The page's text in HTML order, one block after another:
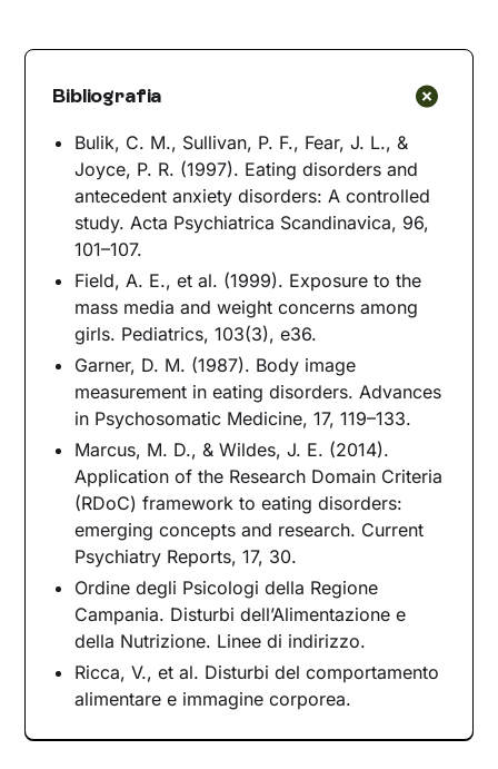
Bibliografia
Bulik, C. M., Sullivan, P. F., Fear, J. L., &
Joyce, P. R. (1997). Eating disorders and
antecedent anxiety disorders: A controlled
study. Acta Psychiatrica Scandinavica, 96,
101–107.
Field, A. E., et al. (1999). Exposure to the
mass media and weight concerns among
girls. Pediatrics, 103(3), e36.
Garner, D. M. (1987). Body image
measurement in eating disorders. Advances
in Psychosomatic Medicine, 17, 119–133.
Marcus, M. D., & Wildes, J. E. (2014).
Application of the Research Domain Criteria
(RDoC) framework to eating disorders:
emerging concepts and research. Current
Psychiatry Reports, 17, 30.
Ordine degli Psicologi della Regione
Campania. Disturbi dell’Alimentazione e
della Nutrizione. Linee di indirizzo.
Ricca, V., et al. Disturbi del comportamento
alimentare e immagine corporea.